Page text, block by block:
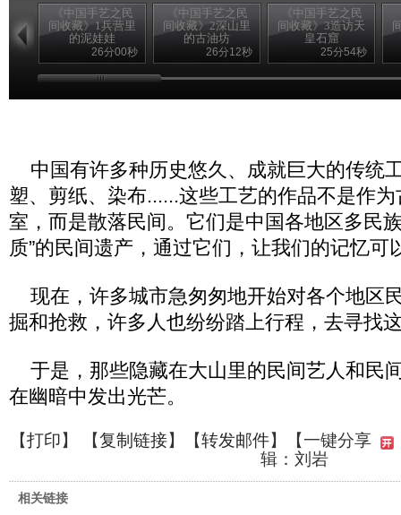
《中国手艺之民
间收藏》1兵营里
的泥娃娃
26分00秒
《中国手艺之民
间收藏》2深山里
的古油坊
26分12秒
《中国手艺之民
间收藏》3造访天
皇石窟
25分54秒
中国有许多种历史悠久、成就巨大的传统
塑、剪纸、染布......这些工艺的作品不是作
室，而是散落民间。它们是中国各地区多民族
质”的民间遗产，通过它们，让我们的记忆可
现在，许多城市急匆匆地开始对各个地区
掘和抢救，许多人也纷纷踏上行程，去寻找
于是，那些隐藏在大山里的民间艺人和民
在幽暗中发出光芒。
【打印】 【复制链接】【转发邮件】
【一键分享
辑：刘岩
相关链接